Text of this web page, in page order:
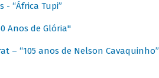
- “África Tupi”
Anos de Glória"
– “105 anos de Nelson Cavaquinho”